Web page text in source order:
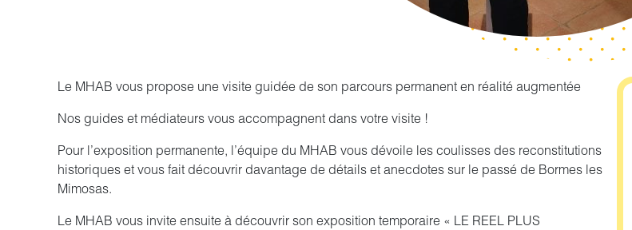
Le MHAB vous propose une visite guidée de son parcours permanent en réalité augmentée
Nos guides et médiateurs vous accompagnent dans votre visite !
Pour l’exposition permanente, l’équipe du MHAB vous dévoile les coulisses des reconstitutions
historiques et vous fait découvrir davantage de détails et anecdotes sur le passé de Bormes les
Mimosas.
Le MHAB vous invite ensuite à découvrir son exposition temporaire « LE REEL PLUS